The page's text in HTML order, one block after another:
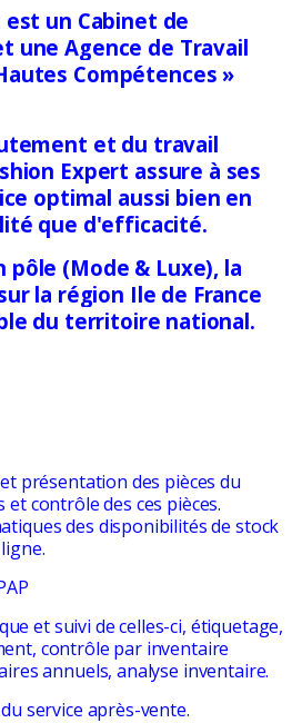
est un Cabinet de
une Agence de Travail
Compétences »
et du travail
Expert assure à ses
optimal aussi bien en
que d'efficacité.
pôle (Mode & Luxe), la
la région Ile de France
du territoire national.
présentation des pièces du
contrôle des ces pièces.
des disponibilités de stock
et suivi de celles-ci, étiquetage,
contrôle par inventaire
annuels, analyse inventaire.
service après-vente.